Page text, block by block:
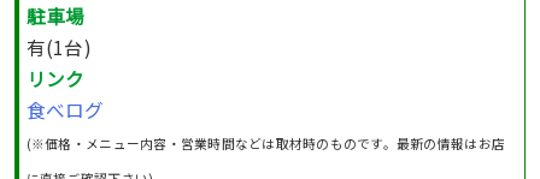
駐車場
有(1台)
リンク
食べログ
(※価格・メニュー内容・営業時間などは取材時のものです。最新の情報はお店